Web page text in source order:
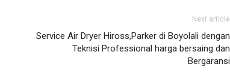
Next article
Service Air Dryer Hiross,Parker di Boyolali dengan
Teknisi Professional harga bersaing dan
Bergaransi